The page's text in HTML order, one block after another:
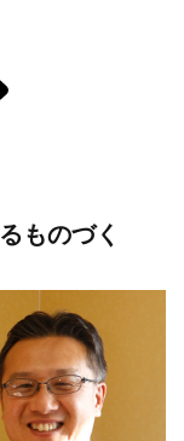
ものづく